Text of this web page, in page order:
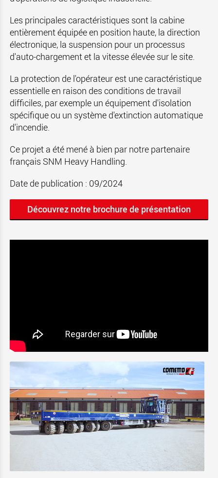
Les principales caractéristiques sont la cabine
entièrement équipée en position haute, la direction
électronique, la suspension pour un processus
d'auto-chargement et la vitesse élevée sur le site.
La protection de l'opérateur est une caractéristique
essentielle en raison des conditions de travail
difficiles, par exemple un équipement d'isolation
spécifique ou un système d'extinction automatique
d'incendie.
Ce projet a été mené à bien par notre partenaire
français SNM Heavy Handling.
Date de publication : 09/2024
Découvrez notre brochure de présentation